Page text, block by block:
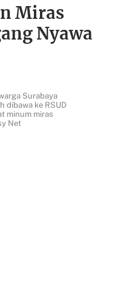
Miras
Nyawa
Surabaya
dibawa ke RSUD
minum miras
Net